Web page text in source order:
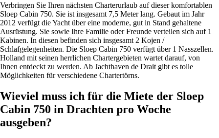
Verbringen Sie Ihren nächsten Charterurlaub auf dieser komfortablen
Sloep Cabin 750. Sie ist insgesamt 7,5 Meter lang. Gebaut im Jahr
2012 verfügt die Yacht über eine moderne, gut in Stand gehaltene
Ausrüstung. Sie sowie Ihre Familie oder Freunde verteilen sich auf 1
Kabinen. In diesen befinden sich insgesamt 2 Kojen /
Schlafgelegenheiten. Die Sloep Cabin 750 verfügt über 1 Nasszellen.
Holland mit seinen herrlichen Chartergebieten wartet darauf, von
Ihnen entdeckt zu werden. Ab Jachthaven de Drait gibt es tolle
Möglichkeiten für verschiedene Chartertörns.
Wieviel muss ich für die Miete der Sloep
Cabin 750 in Drachten pro Woche
ausgeben?